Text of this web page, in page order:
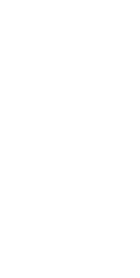
estamos aquí para hacer
tenemos para ofrecerte en
para Puerta Interior en
tus proyectos y
lo que tenemos para
para Puerta
tus proyectos de
realidad!